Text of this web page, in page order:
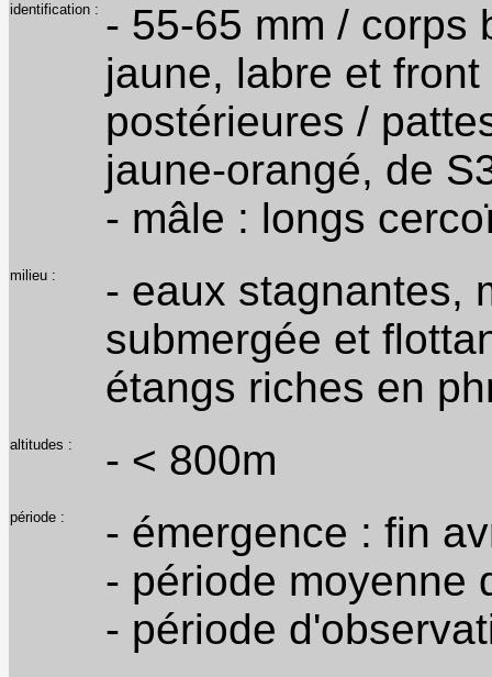
identification : - 55-65 mm / corps
jaune, labre et
postérieures /
jaune-orangé, de
- mâle : longs
milieu :
- eaux stagnantes,
submergée et
étangs riches en
altitudes : - < 800m
période :
- émergence : fin
- période moyenne
- période